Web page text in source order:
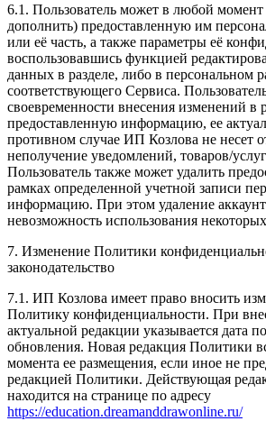
6.1. Пользователь может в любой момент
дополнить) предоставленную им
или её часть, а также параметры её
воспользовавшись функцией
данных в разделе, либо в персональном
соответствующего Сервиса.
своевременности внесения изменений в
предоставленную информацию, ее
противном случае ИП Козлова не несет
неполучение уведомлений, товаров/
Пользователь также может удалить
рамках определенной учетной записи
информацию. При этом удаление
невозможность использования
7. Изменение Политики
законодательство
7.1. ИП Козлова имеет право вносить
Политику конфиденциальности. При
актуальной редакции указывается дата
обновления. Новая редакция Политики
момента ее размещения, если иное не
редакцией Политики. Действующая
находится на странице по адресу
https://education.dreamanddrawonline.ru/